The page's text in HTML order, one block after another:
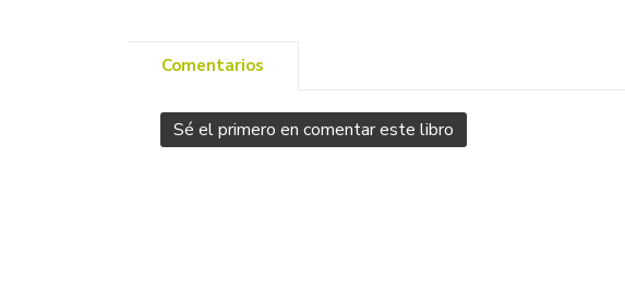
Comentarios
Sé el primero en comentar este libro